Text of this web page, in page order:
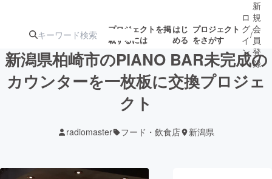
プロジェクトを掲
載するには
はじ
める
プロジェクト
をさがす
注目の新着プロ募集終了が近いプ
ロ
グ
イ
ン
/
新
規
会
員
登
録
新潟県柏崎市のPIANO BAR未完成の
カウンターを一枚板に交換プロジェ
クト
radiomaster フード・飲食店 新潟県